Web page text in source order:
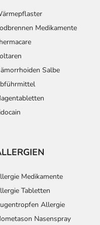
aufbewahrt
Zubereitung
Zubereitung
Zubereitung bei
zählen auch
an, da die
Medikamente
Salbe
Medikamente
Tabletten
Allergie
Nasenspray